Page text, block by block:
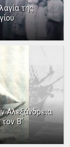
της
Αλεξάνδρεια
Β΄